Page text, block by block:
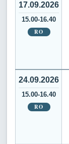
17.09.2026
15.00-16.40
RO
24.09.2026
15.00-16.40
RO